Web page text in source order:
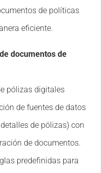
de políticas
eficiente.
documentos de
pólizas digitales
de fuentes de datos
de pólizas) con
de documentos.
predefinidas para